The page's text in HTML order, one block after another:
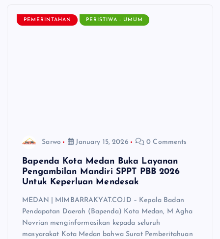
PEMERINTAHAN PERISTIWA - UMUM
Sarwo January 15, 2026 0 Comments
Bapenda Kota Medan Buka Layanan
Pengambilan Mandiri SPPT PBB 2026
Untuk Keperluan Mendesak
MEDAN | MIMBARRAKYAT.CO.ID – Kepala Badan
Pendapatan Daerah (Bapenda) Kota Medan, M Agha
Novrian menginformasikan kepada seluruh
masyarakat Kota Medan bahwa Surat Pemberitahuan